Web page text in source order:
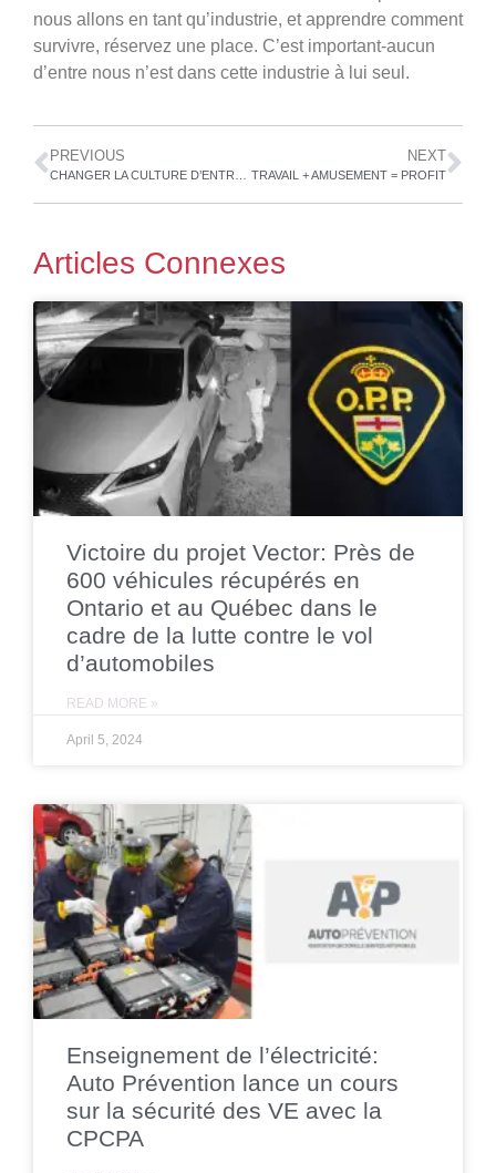
nous allons en tant qu’industrie, et apprendre comment
survivre, réservez une place. C’est important-aucun
d’entre nous n’est dans cette industrie à lui seul.
PREVIOUS NEXT
TRAVAIL + AMUSEMENT = PROFIT
Articles Connexes
Victoire du projet Vector: Près de
600 véhicules récupérés en
Ontario et au Québec dans le
cadre de la lutte contre le vol
d’automobiles
READ MORE »
April 5, 2024
Enseignement de l’électricité:
Auto Prévention lance un cours
sur la sécurité des VE avec la
CPCPA